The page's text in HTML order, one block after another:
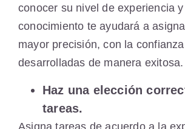
conocer su nivel de experiencia
conocimiento te ayudará a
mayor precisión, con la
desarrolladas de manera exitosa.
Haz una elección
tareas.
Asigna tareas de acuerdo a la